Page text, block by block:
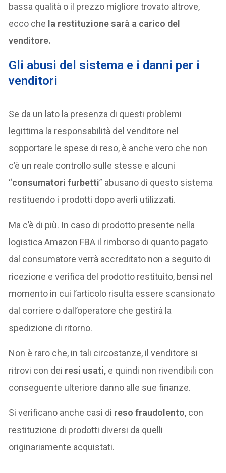
bassa qualità o il prezzo migliore trovato altrove,
ecco che la restituzione sarà a carico del
venditore.
Gli abusi del sistema e i danni per i
venditori
Se da un lato la presenza di questi problemi
legittima la responsabilità del venditore nel
sopportare le spese di reso, è anche vero che non
c’è un reale controllo sulle stesse e alcuni
“consumatori furbetti” abusano di questo sistema
restituendo i prodotti dopo averli utilizzati.
Ma c’è di più. In caso di prodotto presente nella
logistica Amazon FBA il rimborso di quanto pagato
dal consumatore verrà accreditato non a seguito di
ricezione e verifica del prodotto restituito, bensì nel
momento in cui l’articolo risulta essere scansionato
dal corriere o dall’operatore che gestirà la
spedizione di ritorno.
Non è raro che, in tali circostanze, il venditore si
ritrovi con dei resi usati, e quindi non rivendibili con
conseguente ulteriore danno alle sue finanze.
Si verificano anche casi di reso fraudolento, con
restituzione di prodotti diversi da quelli
originariamente acquistati.